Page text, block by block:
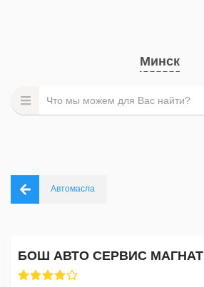
Минск
Автомасла
БОШ АВТО СЕРВИС МАГНАТ